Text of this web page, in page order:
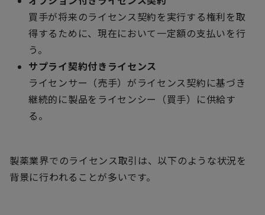
買手が将来のライセンス契約を実行する権利を取
得するために、現在において一定額の支払いを行
う。
サプライ契約付きライセンス
ライセンサー（売手）がライセンス契約に基づき
継続的に製品をライセンシー（買手）に供給す
る。
製薬業界でのライセンス取引は、以下のような状況を
背景に行われることが多いです。